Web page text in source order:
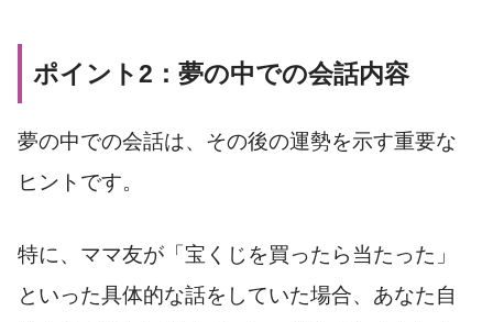
ポイント2：夢の中での会話内容
夢の中での会話は、その後の運勢を示す重要な
ヒントです。
特に、ママ友が「宝くじを買ったら当たった」
といった具体的な話をしていた場合、あなた自